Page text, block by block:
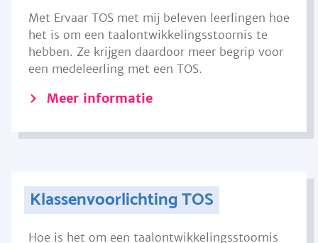
Met Ervaar TOS met mij beleven leerlingen hoe
het is om een taalontwikkelingsstoornis te
hebben. Ze krijgen daardoor meer begrip voor
een medeleerling met een TOS.
Meer informatie
Klassenvoorlichting TOS
Hoe is het om een taalontwikkelingsstoornis